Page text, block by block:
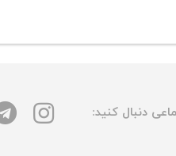
دنبال کنید: